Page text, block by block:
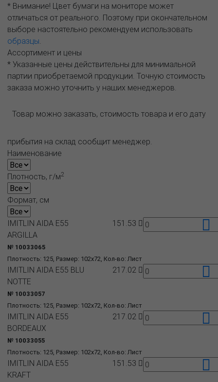
* Внимание! Цвет бумаги на мониторе может
отличаться от реального. Поэтому при окончательном
выборе настоятельно рекомендуем использовать
образцы
Ассортимент и цены
* Указанные цены действительны для минимальной
партии приобретаемой продукции. Точную стоимость
заказа можно уточнить у наших менеджеров.
Товар можно заказать, стоимость товара и его дату
прибытия на склад сообщит менеджер.
Наименование
Плотность, г/м2
Формат, см
Плотность: 125, Размер: 102x72, Кол-во: Лист
IMITLIN AIDA E55
ARGILLA
№ 10033065
151.53
Плотность: 125, Размер: 102x72, Кол-во: Лист
IMITLIN AIDA E55 BLU
NOTTE
№ 10033057
217.02
Плотность: 125, Размер: 102x72, Кол-во: Лист
IMITLIN AIDA E55
BORDEAUX
№ 10033055
217.02
IMITLIN AIDA E55
KRAFT
151.53